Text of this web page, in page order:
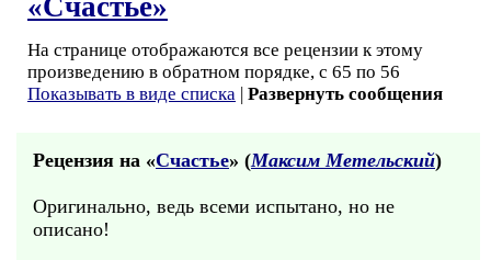
«Счастье»
На странице отображаются все рецензии к этому
произведению в обратном порядке, с 65 по 56
Показывать в виде списка | Развернуть сообщения
Рецензия на «Счастье» (Максим Метельский)
Оригинально, ведь всеми испытано, но не
описано!